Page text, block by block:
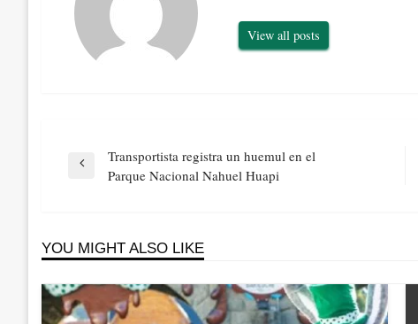
View all posts
Navegación
Previous
Transportista registra un huemul en el
Parque Nacional Nahuel Huapi
YOU MIGHT ALSO LIKE